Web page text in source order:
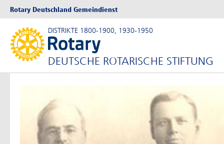
Rotary Deutschland Gemeindienst
DISTRIKTE 1800-1900, 1930-1950
DEUTSCHE ROTARISCHE STIFTUNG